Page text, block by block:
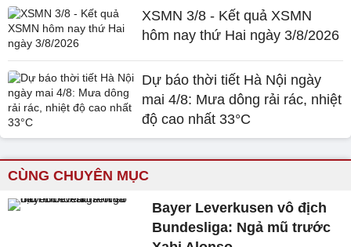
XSMN 3/8 - Kết quả XSMN
hôm nay thứ Hai ngày 3/8/2026
Dự báo thời tiết Hà Nội ngày
mai 4/8: Mưa dông rải rác, nhiệt
độ cao nhất 33°C
CÙNG CHUYÊN MỤC
Bayer Leverkusen vô địch
Bundesliga: Ngả mũ trước